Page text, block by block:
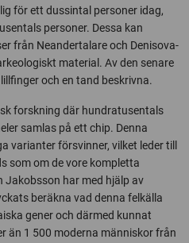
för ett dussintal personer idag,
personer. Dessa kan
från Neandertalare och Denisova-
material. Av den senare
och en tand beskrivna.
forskning där hundratusentals
samlas på ett chip. Denna
varianter försvinner, vilket leder till
som om de vore kompletta
Jakobsson har med hjälp av
beräkna vad denna felkälla
gener och därmed kunnat
än 1 500 moderna människor från